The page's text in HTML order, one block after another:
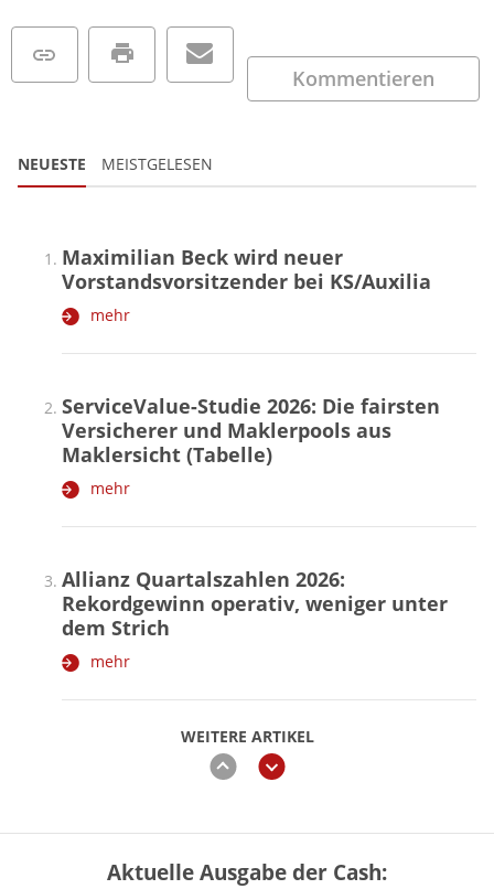
Kommentieren
NEUESTE MEISTGELESEN
WEITERE ARTIKEL
zurückweiter
Maximilian Beck wird neuer
Vorstandsvorsitzender bei KS/Auxilia
mehr
ServiceValue-Studie 2026: Die fairsten
Versicherer und Maklerpools aus
Maklersicht (Tabelle)
mehr
Allianz Quartalszahlen 2026:
Rekordgewinn operativ, weniger unter
dem Strich
mehr
„Jung kauft Alt“ 2026: Neue Förderung im
Aktuelle Ausgabe der Cash: